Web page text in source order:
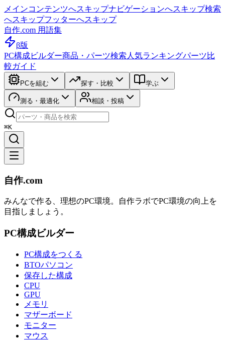
メインコンテンツへスキップナビゲーションへスキップ検索
へスキップフッターへスキップ
自作.com 用語集
β版
PC構成ビルダー商品・パーツ検索 人気ランキングパーツ比
較ガイド
PCを組む 探す・比較 学ぶ
測る・最適化 相談・投稿
⌘K
自作.com
みんなで作る、理想のPC環境。 自作ラボでPC環境の向上を
目指しましょう。
PC構成ビルダー
PC構成をつくる
BTOパソコン
保存した構成
CPU
GPU
メモリ
マザーボード
モニター
マウス